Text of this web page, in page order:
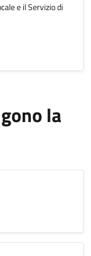
e il Servizio di
la